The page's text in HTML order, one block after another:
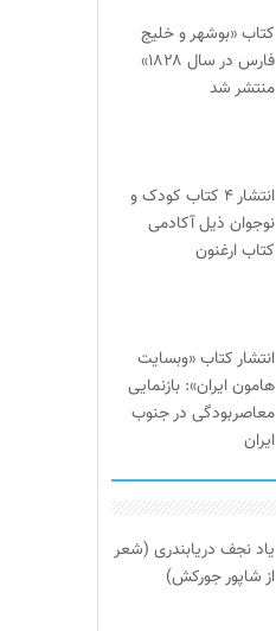
کتاب «بوشهر و خلیج
فارس در سال ۱۸۲۸»
منتشر شد
انتشار ۴ کتاب کودک و
نوجوان ذیل آکادمی
کتاب ارغنون
انتشار کتاب «وبسایت
هامون ایران»: بازنمایی
معاصربودگی در جنوب
ایران
یاد نجف دریابندری (شعر
از شاپور جورکش)